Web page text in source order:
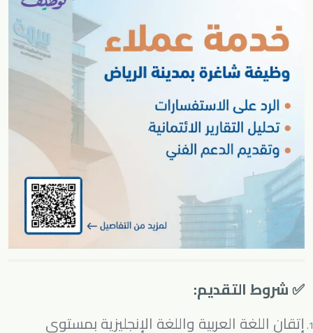
✅ شروط التقديم:
إتقان اللغة العربية واللغة الإنجليزية بمستوى